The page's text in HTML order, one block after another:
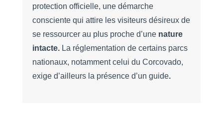
protection officielle, une démarche
consciente qui attire les visiteurs désireux de
se ressourcer au plus proche d’une nature
intacte. La réglementation de certains parcs
nationaux, notamment celui du Corcovado,
exige d’ailleurs la présence d’un guide.